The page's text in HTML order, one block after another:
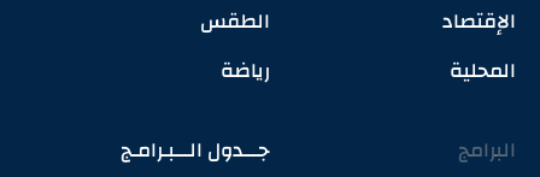
الإقتصاد
المحلية
الطقس
رياضة
البرامج
جـــدول الـــبـرامـج